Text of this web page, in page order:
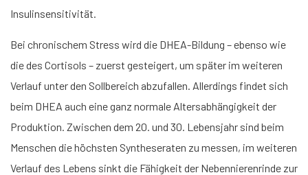
Insulinsensitivität.
Bei chronischem Stress wird die DHEA-Bildung – ebenso wie
die des Cortisols – zuerst gesteigert, um später im weiteren
Verlauf unter den Sollbereich abzufallen. Allerdings findet sich
beim DHEA auch eine ganz normale Altersabhängigkeit der
Produktion. Zwischen dem 20. und 30. Lebensjahr sind beim
Menschen die höchsten Syntheseraten zu messen, im weiteren
Verlauf des Lebens sinkt die Fähigkeit der Nebennierenrinde zur